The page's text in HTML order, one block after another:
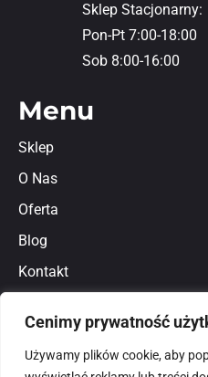
Cenimy prywatność
Używamy plików cookie, aby
Sklep Stacjonarny:
Pon-Pt 7:00-18:00
Sob 8:00-16:00
Menu
Sklep
O Nas
Oferta
Blog
Kontakt
Polityka prywatności